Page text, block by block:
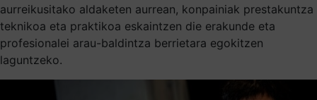
aurreikusitako aldaketen aurrean, konpainiak prestakuntza
teknikoa eta praktikoa eskaintzen die erakunde eta
profesionalei arau-baldintza berrietara egokitzen
laguntzeko.